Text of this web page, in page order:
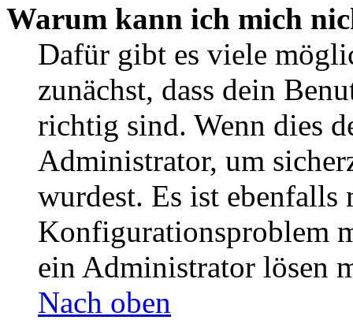
Warum kann ich mich
Dafür gibt es viele
zunächst, dass dein
richtig sind. Wenn dies
Administrator, um
wurdest. Es ist ebenfalls
Konfigurationsproblem
ein Administrator lösen
Nach oben